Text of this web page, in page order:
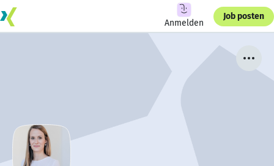
Anmelden
Job posten